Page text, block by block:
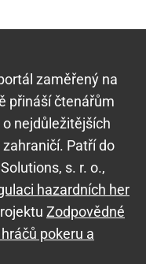
zaměřený na
přináší čtenářům
nejdůležitějších
Patří do
s. r. o.,
hazardních her
Zodpovědné
pokeru a